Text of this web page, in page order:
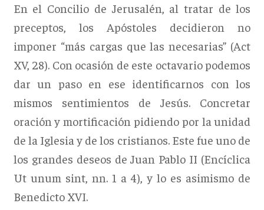
En el Concilio de Jerusalén, al tratar de los
preceptos, los Apóstoles decidieron no
imponer “más cargas que las necesarias” (Act
XV, 28). Con ocasión de este octavario podemos
dar un paso en ese identificarnos con los
mismos sentimientos de Jesús. Concretar
oración y mortificación pidiendo por la unidad
de la Iglesia y de los cristianos. Este fue uno de
los grandes deseos de Juan Pablo II (Encíclica
Ut unum sint, nn. 1 a 4), y lo es asimismo de
Benedicto XVI.